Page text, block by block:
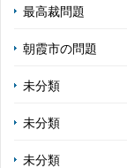
最高裁問題
朝霞市の問題
未分類
未分類
未分類